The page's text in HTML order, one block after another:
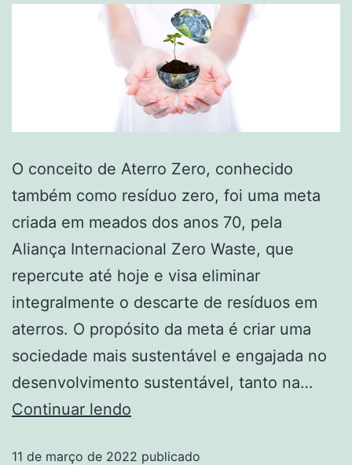
O conceito de Aterro Zero, conhecido
também como resíduo zero, foi uma meta
criada em meados dos anos 70, pela
Aliança Internacional Zero Waste, que
repercute até hoje e visa eliminar
integralmente o descarte de resíduos em
aterros. O propósito da meta é criar uma
sociedade mais sustentável e engajada no
desenvolvimento sustentável, tanto na…
Continuar lendo
11 de março de 2022 publicado